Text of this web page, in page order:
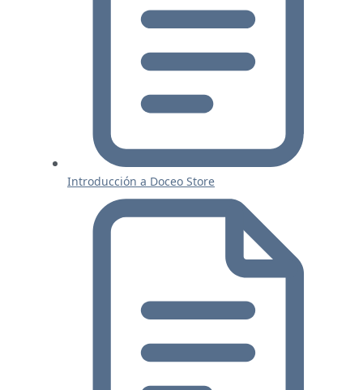
Introducción a Doceo Store